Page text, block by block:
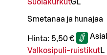
SuolakurkutGL
Smetanaa ja hunajaa
Hinta: 5,50 €
Valkosipuli-ruistikutL